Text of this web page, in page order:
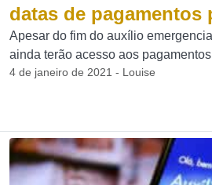
datas de pagamentos
Apesar do fim do auxílio
ainda terão acesso aos
4 de janeiro de 2021 - Louise